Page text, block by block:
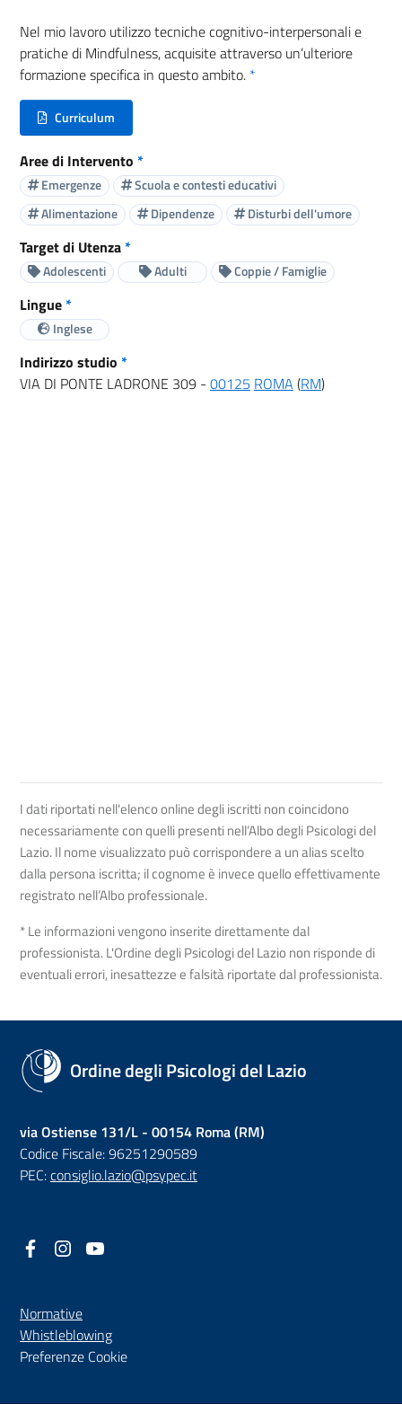
Nel mio lavoro utilizzo tecniche cognitivo-interpersonali e
pratiche di Mindfulness, acquisite attraverso un’ulteriore
formazione specifica in questo ambito. *
Curriculum
(nuova scheda - new tab)
Aree di Intervento *
Emergenze
Scuola e contesti educativi
Alimentazione
Dipendenze Disturbi dell'umore
Target di Utenza*
Adolescenti Adulti Coppie / Famiglie
Lingue*
Inglese
Indirizzo studio *
VIA DI PONTE LADRONE 309 - 00125 ROMA (RM)
I dati riportati nell'elenco online degli iscritti non coincidono
necessariamente con quelli presenti nell’Albo degli Psicologi del
Lazio. Il nome visualizzato può corrispondere a un alias scelto
dalla persona iscritta; il cognome è invece quello effettivamente
registrato nell’Albo professionale.
* Le informazioni vengono inserite direttamente dal
professionista. L'Ordine degli Psicologi del Lazio non risponde di
eventuali errori, inesattezze e falsità riportate dal professionista.
Ordine degli Psicologi del Lazio
via Ostiense 131/L - 00154 Roma (RM)
Codice Fiscale: 96251290589
PEC:consiglio.lazio@psypec.it
Facebook
(nuova scheda - new tab)
Instagram
(nuova scheda - new tab)
Normative
Whistleblowing(nuova scheda - new tab)
Preferenze Cookie